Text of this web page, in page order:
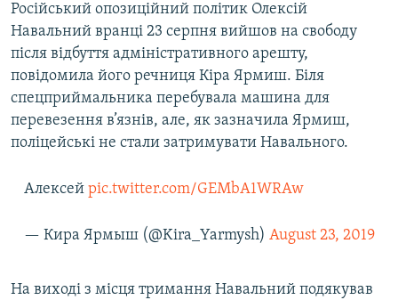
УКР
КТАТ
ДОЛУЧАЙСЯ!
Російський опозиційний політик Олексій
Навальний вранці 23 серпня вийшов на свободу
після відбуття адміністративного арешту,
повідомила його речниця Кіра Ярмиш. Біля
спецприймальника перебувала машина для
перевезення в’язнів, але, як зазначила Ярмиш,
поліцейські не стали затримувати Навального.
Алексей pic.twitter.com/GEMbA1WRAw
— Кира Ярмыш (@Kira_Yarmysh) August 23, 2019
На виході з місця тримання Навальний подякував